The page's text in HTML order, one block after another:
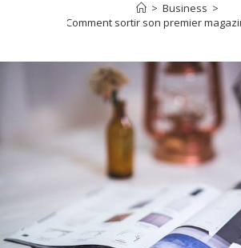
> Business >
Comment sortir son premier